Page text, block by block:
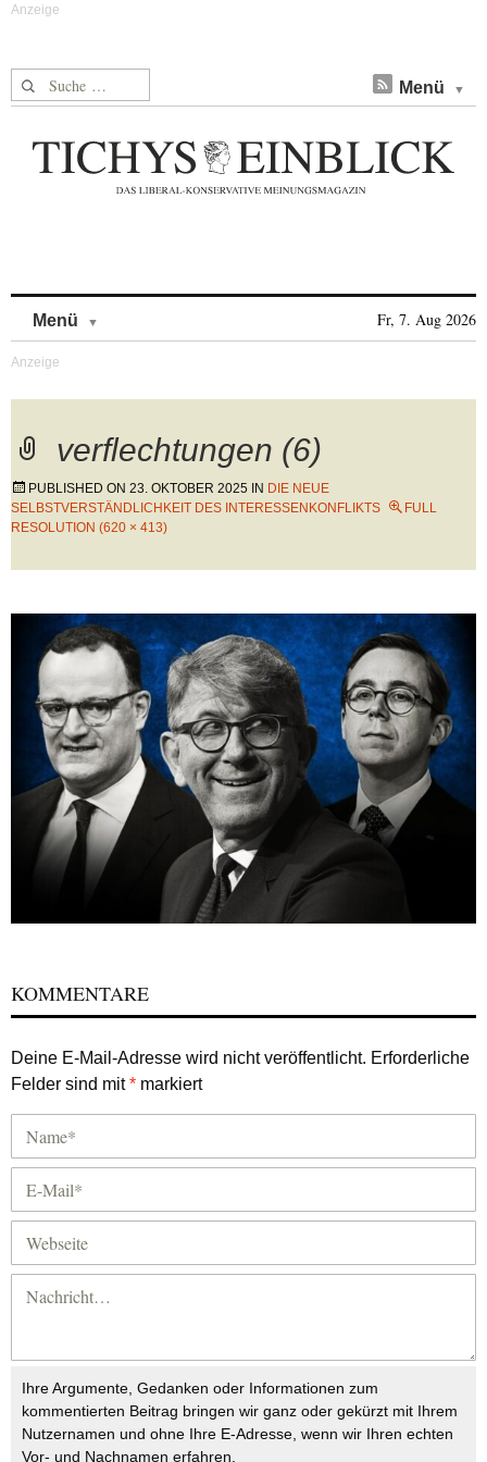
Suche nach: Menü
Menü Fr, 7. Aug 2026
verflechtungen (6)
PUBLISHED ON 23. OKTOBER 2025 IN DIE NEUE
SELBSTVERSTÄNDLICHKEIT DES INTERESSENKONFLIKTS
FULL
RESOLUTION (620 × 413)
KOMMENTARE
Deine E-Mail-Adresse wird nicht veröffentlicht. Erforderliche
Felder sind mit* markiert
Ihre Argumente, Gedanken oder Informationen zum
kommentierten Beitrag bringen wir ganz oder gekürzt mit Ihrem
Nutzernamen und ohne Ihre E-Adresse, wenn wir Ihren echten
Vor- und Nachnamen erfahren.